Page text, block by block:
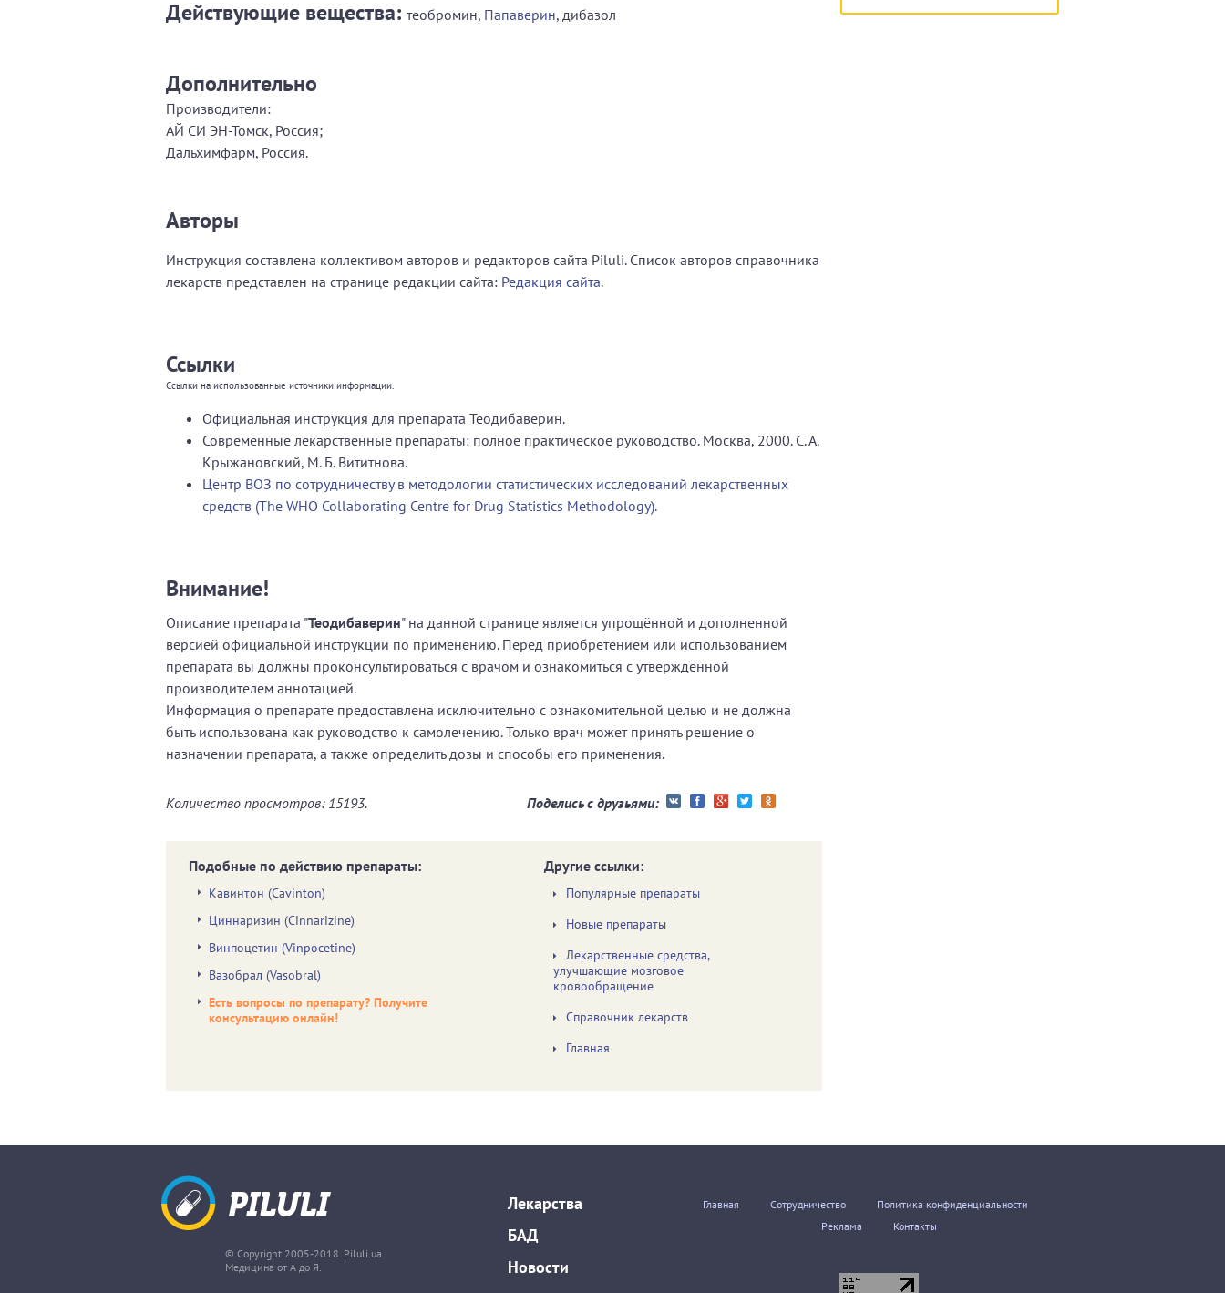
Действующие вещества: теобромин, Папаверин, дибазол
Дополнительно
Производители:
АЙ СИ ЭН-Томск, Россия;
Дальхимфарм, Россия.
Авторы
Инструкция составлена коллективом авторов и редакторов сайта Piluli. Список авторов справочника
лекарств представлен на странице редакции сайта: Редакция сайта.
Ссылки
Ссылки на использованные источники информации.
Официальная инструкция для препарата Теодибаверин.
Современные лекарственные препараты: полное практическое руководство. Москва, 2000. С. А.
Крыжановский, М. Б. Вититнова.
Центр ВОЗ по сотрудничеству в методологии статистических исследований лекарственных
средств (The WHO Collaborating Centre for Drug Statistics Methodology).
Внимание!
Описание препарата "Теодибаверин" на данной странице является упрощённой и дополненной
версией официальной инструкции по применению. Перед приобретением или использованием
препарата вы должны проконсультироваться с врачом и ознакомиться с утверждённой
производителем аннотацией.
Информация о препарате предоставлена исключительно с ознакомительной целью и не должна
быть использована как руководство к самолечению. Только врач может принять решение о
назначении препарата, а также определить дозы и способы его применения.
Поделись с друзьями:
Количество просмотров: 15193.
Подобные по действию препараты:
Кавинтон (Cavinton)
Циннаризин (Cinnarizine)
Винпоцетин (Vinpocetine)
Вазобрал (Vasobral)
Есть вопросы по препарату? Получите
консультацию онлайн!
Другие ссылки:
Популярные препараты
Новые препараты
Лекарственные средства,
улучшающие мозговое
кровообращение
Справочник лекарств
Главная
© Copyright 2005-2018. Piluli.ua
Медицина от А до Я.
Лекарства
БАД
Новости
Главная Сотрудничество
Политика конфиденциальности
Реклама
Контакты